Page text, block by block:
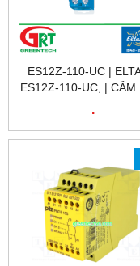
ES12Z-110-UC |
ES12Z-110-UC, | CẢM
ETAKO VIỆT NAM
.